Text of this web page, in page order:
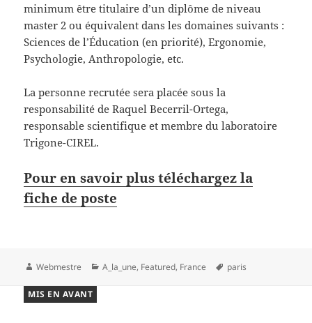
minimum être titulaire d’un diplôme de niveau
master 2 ou équivalent dans les domaines suivants :
Sciences de l’Éducation (en priorité), Ergonomie,
Psychologie, Anthropologie, etc.
La personne recrutée sera placée sous la
responsabilité de Raquel Becerril-Ortega,
responsable scientifique et membre du laboratoire
Trigone-CIREL.
Pour en savoir plus téléchargez la
fiche de poste
Auteur
Webmestre Catégories
A_la_une, Featured, France
Mots-
paris
MIS EN AVANT